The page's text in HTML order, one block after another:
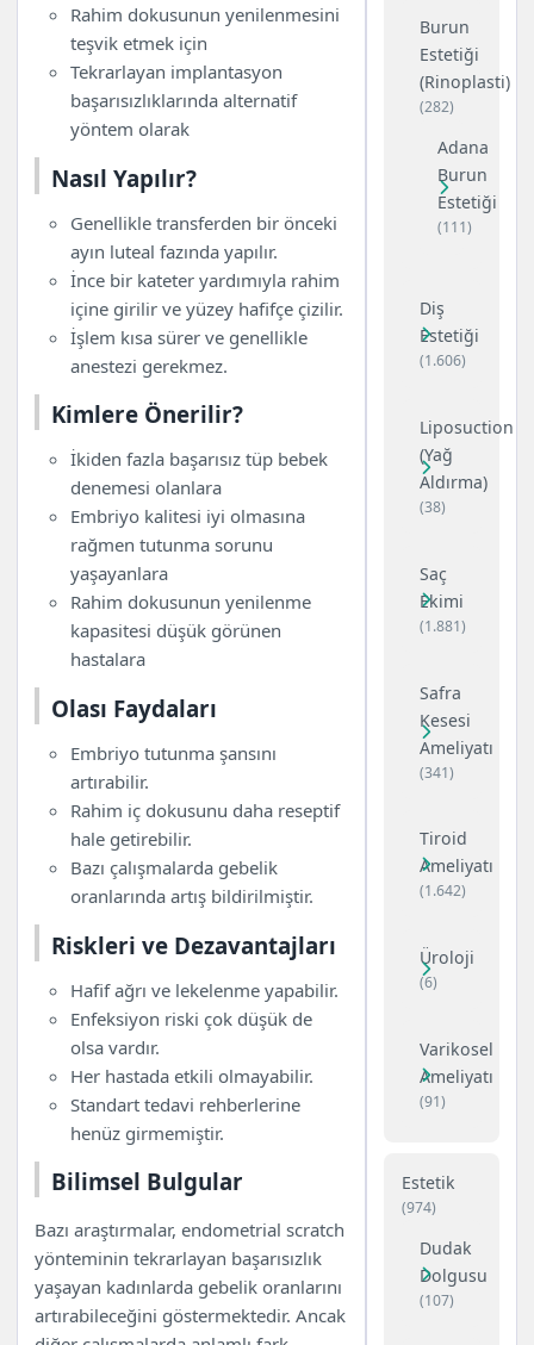
Rahim dokusunun yenilenmesini
teşvik etmek için
Tekrarlayan implantasyon
başarısızlıklarında alternatif
yöntem olarak
Nasıl Yapılır?
Genellikle transferden bir önceki
ayın luteal fazında yapılır.
İnce bir kateter yardımıyla rahim
içine girilir ve yüzey hafifçe çizilir.
İşlem kısa sürer ve genellikle
anestezi gerekmez.
Kimlere Önerilir?
İkiden fazla başarısız tüp bebek
denemesi olanlara
Embriyo kalitesi iyi olmasına
rağmen tutunma sorunu
yaşayanlara
Rahim dokusunun yenilenme
kapasitesi düşük görünen
hastalara
Olası Faydaları
Embriyo tutunma şansını
artırabilir.
Rahim iç dokusunu daha reseptif
hale getirebilir.
Bazı çalışmalarda gebelik
oranlarında artış bildirilmiştir.
Riskleri ve Dezavantajları
Hafif ağrı ve lekelenme yapabilir.
Enfeksiyon riski çok düşük de
olsa vardır.
Her hastada etkili olmayabilir.
Standart tedavi rehberlerine
henüz girmemiştir.
Bilimsel Bulgular
Bazı araştırmalar, endometrial scratch
yönteminin tekrarlayan başarısızlık
yaşayan kadınlarda gebelik oranlarını
artırabileceğini göstermektedir. Ancak
Burun
Estetiği
(Rinoplasti)
(282)
Adana
Burun
Estetiği
(111)
Diş
Estetiği
(1.606)
Liposuction
(Yağ
Aldırma)
(38)
Saç
Ekimi
(1.881)
Safra
Kesesi
Ameliyatı
(341)
Tiroid
Ameliyatı
(1.642)
Üroloji
(6)
Varikosel
Ameliyatı
(91)
Estetik
(974)
Dudak
Dolgusu
(107)